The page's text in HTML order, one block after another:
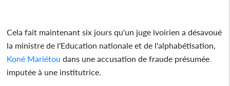
Cela fait maintenant six jours qu'un juge ivoirien a désavoué
la ministre de l'Education nationale et de l'alphabétisation,
Koné Mariétou dans une accusation de fraude présumée
imputée à une institutrice.